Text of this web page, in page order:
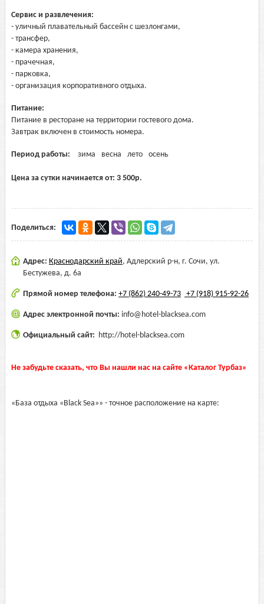
Сервис и развлечения:
- уличный плавательный бассейн с шезлонгами,
- трансфер,
- камера хранения,
- прачечная,
- парковка,
- организация корпоративного отдыха.
Питание:
Питание в ресторане на территории гостевого дома.
Завтрак включен в стоимость номера.
Период работы: зима весна лето осень
Цена за сутки начинается от: 3 500р.
Поделиться:
Адрес: Краснодарский край, Адлерский р-н, г. Сочи, ул.
Бестужева, д. 6а
Прямой номер телефона: +7 (862) 240-49-73 +7 (918) 915-92-26
Адрес электронной почты: info@hotel-blacksea.com
Официальный сайт: http://hotel-blacksea.com
Не забудьте сказать, что Вы нашли нас на сайте «Каталог Турбаз»
«База отдыха «Black Sea»» - точное расположение на карте: